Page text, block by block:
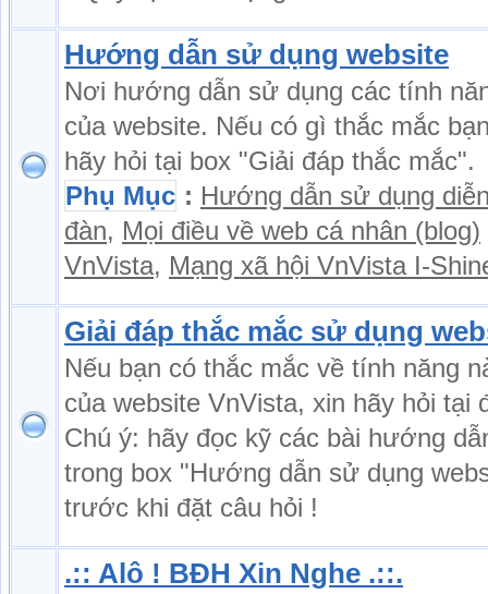
Hướng dẫn sử dụng website
Nơi hướng dẫn sử dụng các tính
của website. Nếu có gì thắc mắc
hãy hỏi tại box "Giải đáp thắc mắc".
Phụ Mục : Hướng dẫn sử dụng
đàn, Mọi điều về web cá nhân (blog)
VnVista, Mạng xã hội VnVista I-
Giải đáp thắc mắc sử dụng
Nếu bạn có thắc mắc về tính năng
của website VnVista, xin hãy hỏi tại
Chú ý: hãy đọc kỹ các bài hướng
trong box "Hướng dẫn sử dụng
trước khi đặt câu hỏi !
.:: Alô ! BĐH Xin Nghe .::.